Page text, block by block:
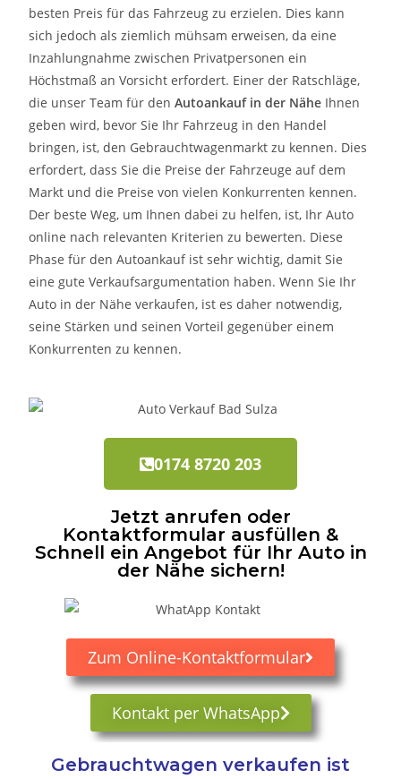
besten Preis für das Fahrzeug zu erzielen. Dies kann
sich jedoch als ziemlich mühsam erweisen, da eine
Inzahlungnahme zwischen Privatpersonen ein
Höchstmaß an Vorsicht erfordert. Einer der Ratschläge,
die unser Team für denAutoankauf in der Nähe Ihnen
geben wird, bevor Sie Ihr Fahrzeug in den Handel
bringen, ist, den Gebrauchtwagenmarkt zu kennen. Dies
erfordert, dass Sie die Preise der Fahrzeuge auf dem
Markt und die Preise von vielen Konkurrenten kennen.
Der beste Weg, um Ihnen dabei zu helfen, ist, Ihr Auto
online nach relevanten Kriterien zu bewerten. Diese
Phase für den Autoankauf ist sehr wichtig, damit Sie
eine gute Verkaufsargumentation haben. Wenn Sie Ihr
Auto in der Nähe verkaufen, ist es daher notwendig,
seine Stärken und seinen Vorteil gegenüber einem
Konkurrenten zu kennen.
0174 8720 203
Jetzt anrufen oder
Kontaktformular ausfüllen &
Schnell ein Angebot für Ihr Auto in
der Nähe sichern!
Zum Online-Kontaktformular
Kontakt per WhatsApp
Gebrauchtwagen verkaufen ist